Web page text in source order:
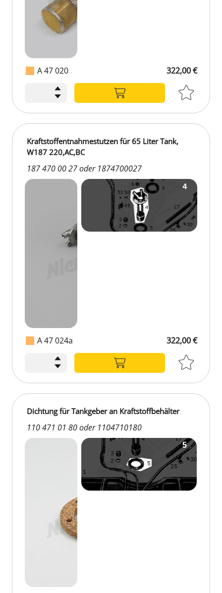
A 47 020 322,00 €
A 47 024a
Kraftstoffentnahmestutzen für 65 Liter Tank,
W187 220,AC,BC
187 470 00 27 oder 1874700027
322,00 €
Dichtung für Tankgeber an Kraftstoffbehälter
110 471 01 80 oder 1104710180